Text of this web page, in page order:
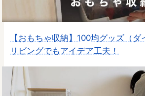
【おもちゃ収納】100均グッズ（
リビングでもアイデア工夫！